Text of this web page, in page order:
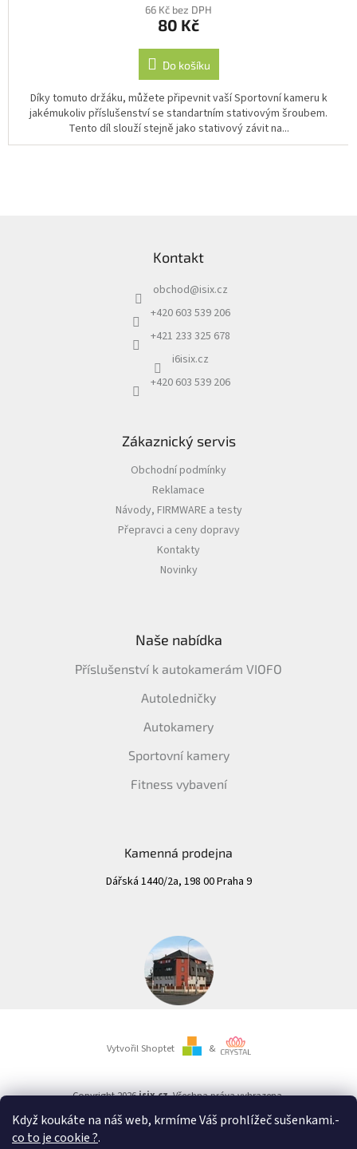
Když koukáte na náš web, krmíme Váš prohlížeč sušenkami.-
co to je cookie ?.
66 Kč bez DPH
80 Kč
Do košíku
Díky tomuto držáku, můžete připevnit vaší Sportovní kameru k
jakémukoliv příslušenství se standartním stativovým šroubem.
Tento díl slouží stejně jako stativový závit na...
Kontakt
obchod@isix.cz
+420 603 539 206
+421 233 325 678
i6isix.cz
+420 603 539 206
Zákaznický servis
Obchodní podmínky
Reklamace
Návody, FIRMWARE a testy
Přepravci a ceny dopravy
Kontakty
Novinky
Naše nabídka
Příslušenství k autokamerám VIOFO
Autoledničky
Autokamery
Sportovní kamery
Fitness vybavení
Kamenná prodejna
Dářská 1440/2a, 198 00 Praha 9
Vytvořil Shoptet &
Copyright 2026isix.cz. Všechna práva vyhrazena.